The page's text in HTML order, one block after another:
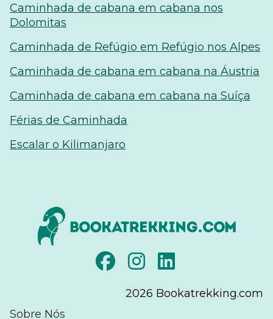
Caminhada de cabana em cabana nos
Dolomitas
Caminhada de Refúgio em Refúgio nos Alpes
Caminhada de cabana em cabana na Áustria
Caminhada de cabana em cabana na Suíça
Férias de Caminhada
Escalar o Kilimanjaro
2026 Bookatrekking.com
Sobre Nós